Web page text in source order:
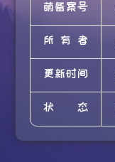
萌备案号
所有者
更新时间
状态